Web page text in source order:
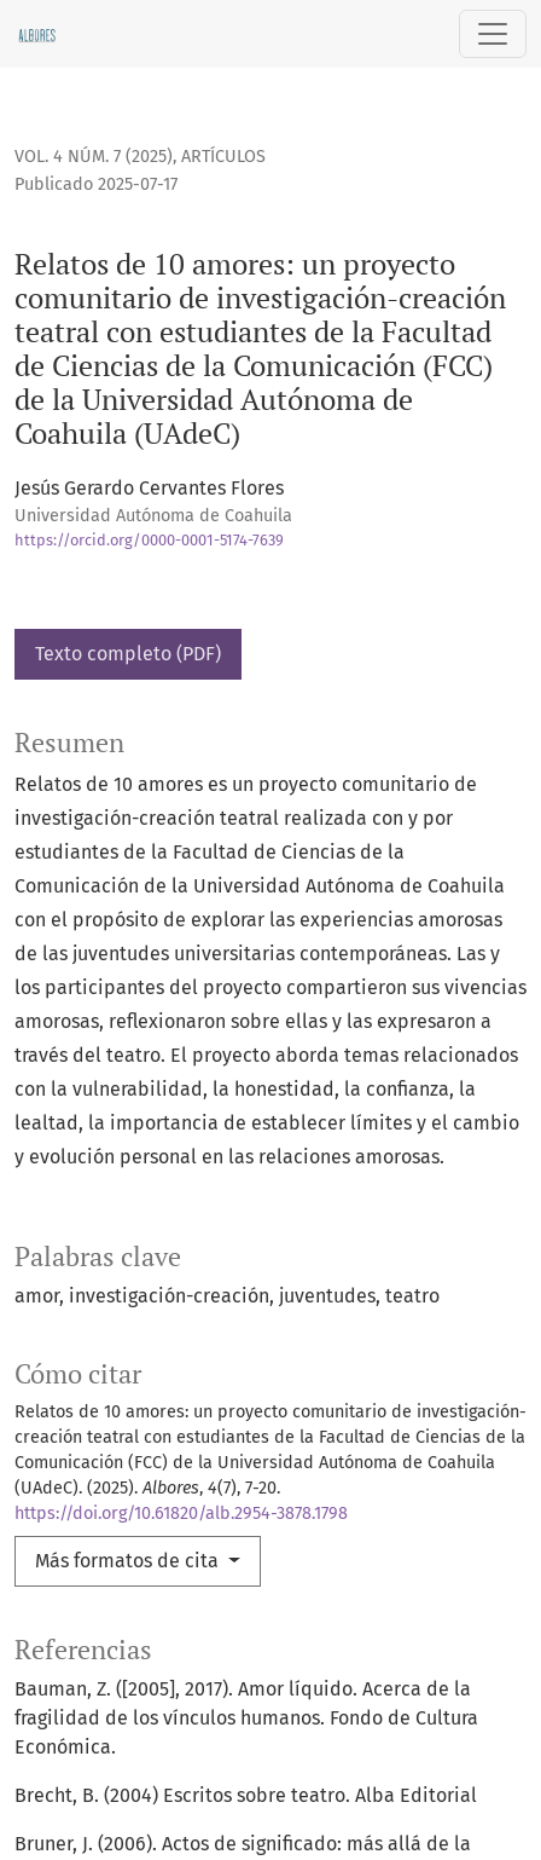
Relatos de 10 amores: un proyecto comunitario de
VOL. 4 NÚM. 7 (2025), ARTÍCULOS
Relatos de 10 amores: un proyecto
comunitario de investigación-creación
teatral con estudiantes de la Facultad
de Ciencias de la Comunicación (FCC)
de la Universidad Autónoma de
Coahuila (UAdeC)
Publicado 2025-07-17
Jesús Gerardo Cervantes Flores
Universidad Autónoma de Coahuila
https://orcid.org/0000-0001-5174-7639
Texto completo (PDF)
Palabras clave
amor investigación-creación juventudes teatro
Cómo citar
Relatos de 10 amores: un proyecto comunitario de investigación-
creación teatral con estudiantes de la Facultad de Ciencias de la
Comunicación (FCC) de la Universidad Autónoma de Coahuila
(UAdeC). (2025).Albores, 4(7), 7-20.
https://doi.org/10.61820/alb.2954-3878.1798
Más formatos de cita
Resumen
Relatos de 10 amores es un proyecto comunitario de
investigación-creación teatral realizada con y por
estudiantes de la Facultad de Ciencias de la
Comunicación de la Universidad Autónoma de Coahuila
con el propósito de explorar las experiencias amorosas
de las juventudes universitarias contemporáneas. Las y
los participantes del proyecto compartieron sus vivencias
amorosas, reflexionaron sobre ellas y las expresaron a
través del teatro. El proyecto aborda temas relacionados
con la vulnerabilidad, la honestidad, la confianza, la
lealtad, la importancia de establecer límites y el cambio
y evolución personal en las relaciones amorosas.
Referencias
Bauman, Z. ([2005], 2017). Amor líquido. Acerca de la
fragilidad de los vínculos humanos. Fondo de Cultura
Económica.
Brecht, B. (2004) Escritos sobre teatro. Alba Editorial
Bruner, J. (2006). Actos de significado: más allá de la